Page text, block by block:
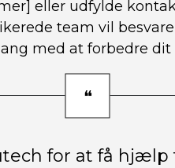
eller udfylde
team vil
med at forbedre dit
for at få